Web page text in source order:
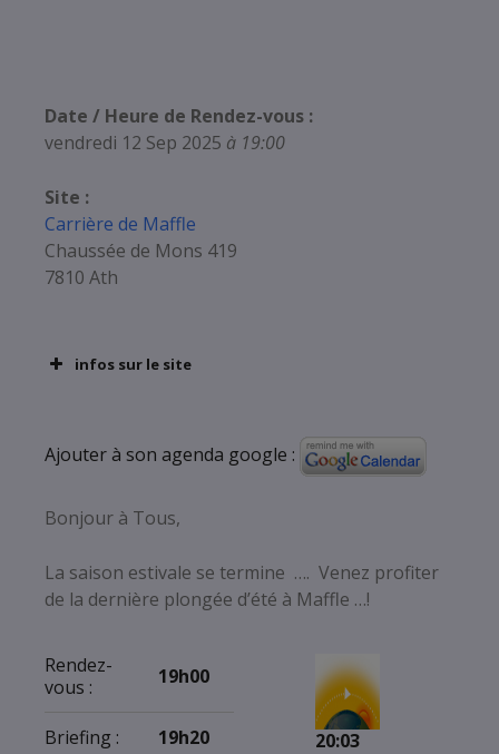
Date / Heure de Rendez-vous :
vendredi 12 Sep 2025 à 19:00
Site :
Carrière de Maffle
Chaussée de Mons 419
7810 Ath
infos sur le site
Ajouter à son agenda google :
Bonjour à Tous,
La saison estivale se termine …. Venez profiter
de la dernière plongée d’été à Maffle …!
Rendez-
vous :
19h00
20:03
Briefing : 19h20